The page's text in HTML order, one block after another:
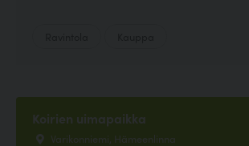
Koirien uimapaikka
Varikonniemi, Hämeenlinna